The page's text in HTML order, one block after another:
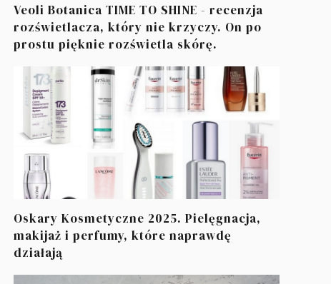
Veoli Botanica TIME TO SHINE - recenzja
rozświetlacza, który nie krzyczy. On po
prostu pięknie rozświetla skórę.
Oskary Kosmetyczne 2025. Pielęgnacja,
makijaż i perfumy, które naprawdę
działają